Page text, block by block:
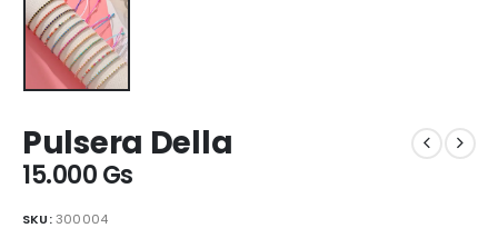
Pulsera Della
15.000Gs
SKU:300004